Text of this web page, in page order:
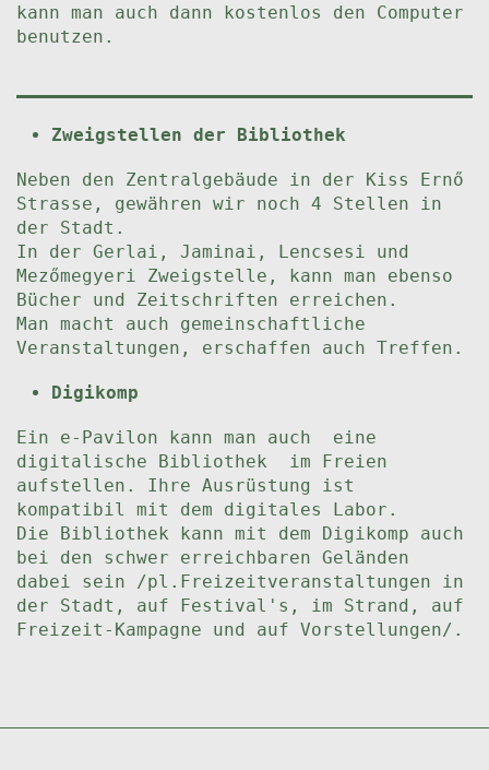
kann man auch dann kostenlos den Computer
benutzen.
Zweigstellen der Bibliothek
Neben den Zentralgebäude in der Kiss Ernő
Strasse, gewähren wir noch 4 Stellen in
der Stadt.
In der Gerlai, Jaminai, Lencsesi und
Mezőmegyeri Zweigstelle, kann man ebenso
Bücher und Zeitschriften erreichen.
Man macht auch gemeinschaftliche
Veranstaltungen, erschaffen auch Treffen.
Digikomp
Ein e-Pavilon kann man auch eine
digitalische Bibliothek im Freien
aufstellen. Ihre Ausrüstung ist
kompatibil mit dem digitales Labor.
Die Bibliothek kann mit dem Digikomp auch
bei den schwer erreichbaren Geländen
dabei sein /pl.Freizeitveranstaltungen in
der Stadt, auf Festival's, im Strand, auf
Freizeit-Kampagne und auf Vorstellungen/.